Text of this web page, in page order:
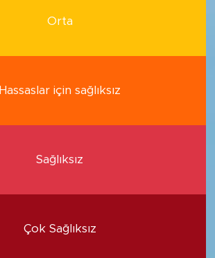
Orta
Hassaslar için sağlıksız
Sağlıksız
Çok Sağlıksız